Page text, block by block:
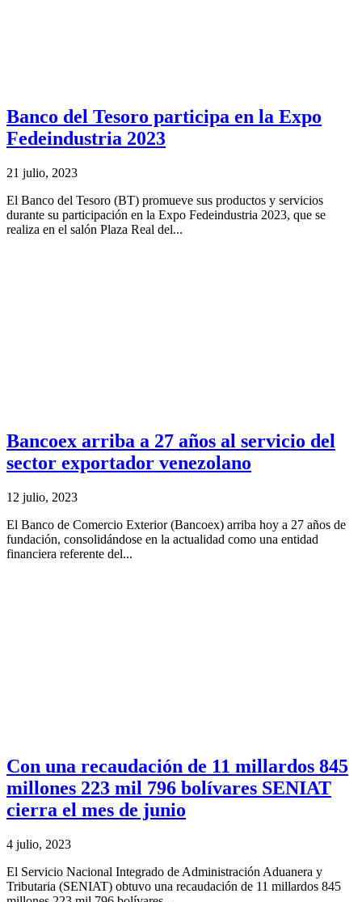
Banco del Tesoro participa en la Expo
Fedeindustria 2023
21 julio, 2023
El Banco del Tesoro (BT) promueve sus productos y servicios
durante su participación en la Expo Fedeindustria 2023, que se
realiza en el salón Plaza Real del...
Bancoex arriba a 27 años al servicio del
sector exportador venezolano
12 julio, 2023
El Banco de Comercio Exterior (Bancoex) arriba hoy a 27 años de
fundación, consolidándose en la actualidad como una entidad
financiera referente del...
Con una recaudación de 11 millardos 845
millones 223 mil 796 bolívares SENIAT
cierra el mes de junio
4 julio, 2023
El Servicio Nacional Integrado de Administración Aduanera y
Tributaria (SENIAT) obtuvo una recaudación de 11 millardos 845